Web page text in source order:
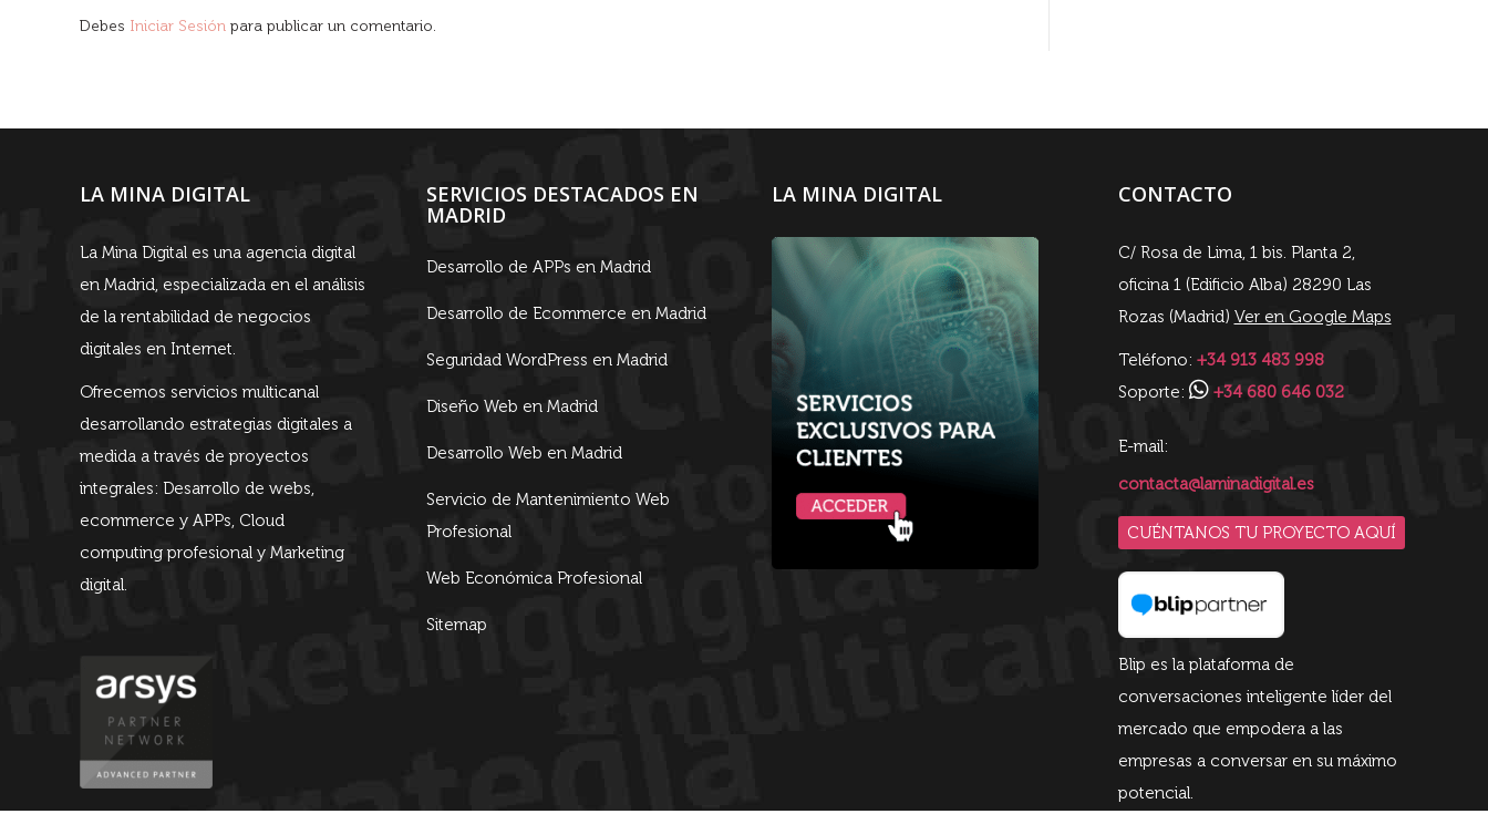
Debes Iniciar Sesión para publicar un comentario.
LA MINA DIGITAL
La Mina Digital es una agencia digital
en Madrid, especializada en el análisis
de la rentabilidad de negocios
digitales en Internet.
Ofrecemos servicios multicanal
desarrollando estrategias digitales a
medida a través de proyectos
integrales: Desarrollo de webs,
ecommerce y APPs, Cloud
computing profesional y Marketing
digital.
SERVICIOS DESTACADOS EN
MADRID
Desarrollo de APPs en Madrid
Desarrollo de Ecommerce en Madrid
Seguridad WordPress en Madrid
Diseño Web en Madrid
Desarrollo Web en Madrid
Servicio de Mantenimiento Web
Profesional
Web Económica Profesional
Sitemap
LA MINA DIGITAL CONTACTO
C/ Rosa de Lima, 1 bis. Planta 2,
oficina 1 (Edificio Alba) 28290 Las
Rozas (Madrid) Ver en Google Maps
Teléfono: +34 913 483 998
Soporte:
+34 680 646 032
E-mail:
contacta@laminadigital.es
CUÉNTANOS TU PROYECTO AQUÍ
Blip es la plataforma de
conversaciones inteligente líder del
mercado que empodera a las
empresas a conversar en su máximo
potencial.